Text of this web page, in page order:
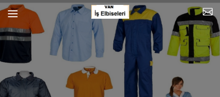
Bu Reklam Sayfası Kiralıktır.